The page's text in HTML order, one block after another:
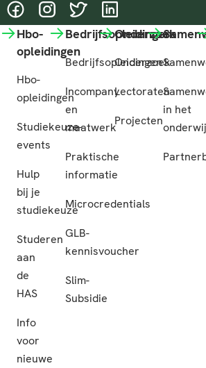
@HASgreenacademy
@HASgreenacademy
@greenacademyHAS
Hbo-
opleidingen
Hbo-
opleidingen
Studiekeuze-
events
Hulp
bij je
studiekeuze
Studeren
aan
de
HAS
Info
voor
nieuwe
Bedrijfsopleidingen
Bedrijfsopleidingen
Incompany
en
maatwerk
Praktische
informatie
Microcredentials
GLB-
kennisvoucher
Slim-
Subsidie
Onderzoek
Onderzoek
Lectoraten
Projecten
in het